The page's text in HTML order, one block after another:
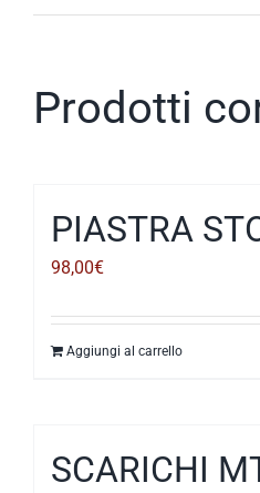
Prodotti
PIASTRA
98,00€
Aggiungi al carrello
SCARICHI